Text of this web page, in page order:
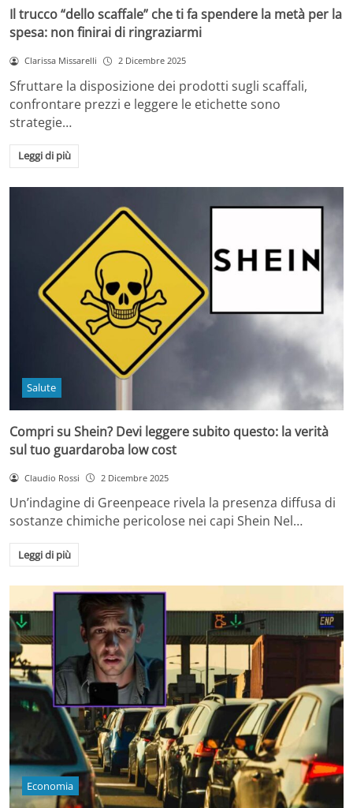
Il trucco “dello scaffale” che ti fa spendere la metà per la
spesa: non finirai di ringraziarmi
Clarissa Missarelli 2 Dicembre 2025
Sfruttare la disposizione dei prodotti sugli scaffali,
confrontare prezzi e leggere le etichette sono
strategie…
Leggi di più
Salute
Compri su Shein? Devi leggere subito questo: la verità
sul tuo guardaroba low cost
Claudio Rossi 2 Dicembre 2025
Un’indagine di Greenpeace rivela la presenza diffusa di
sostanze chimiche pericolose nei capi Shein Nel…
Leggi di più
Economia